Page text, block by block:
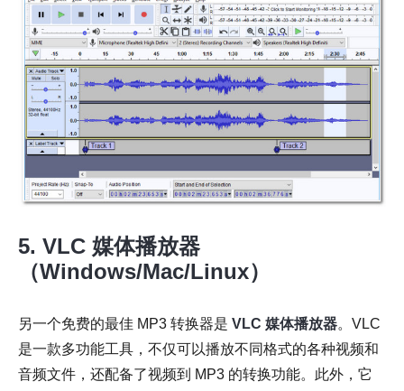
5. VLC 媒体播放器
（Windows/Mac/Linux）
另一个免费的最佳 MP3 转换器是 VLC 媒体播放器。VLC
是一款多功能工具，不仅可以播放不同格式的各种视频和
音频文件，还配备了视频到 MP3 的转换功能。此外，它